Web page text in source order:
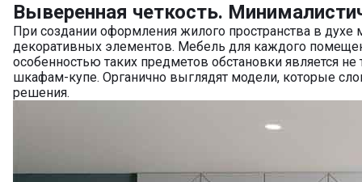
Выверенная четкость.
При создании оформления жилого пространства в
декоративных элементов. Мебель для каждого
особенностью таких предметов обстановки является
шкафам-купе. Органично выглядят модели, которые
решения.